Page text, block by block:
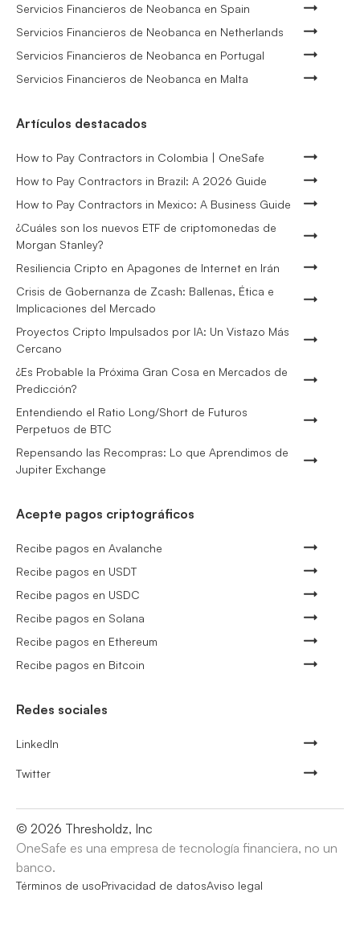
Servicios Financieros de Neobanca en Spain
Servicios Financieros de Neobanca en Netherlands
Servicios Financieros de Neobanca en Portugal
Servicios Financieros de Neobanca en Malta
Artículos destacados
How to Pay Contractors in Colombia | OneSafe
How to Pay Contractors in Brazil: A 2026 Guide
How to Pay Contractors in Mexico: A Business Guide
¿Cuáles son los nuevos ETF de criptomonedas de
Morgan Stanley?
Resiliencia Cripto en Apagones de Internet en Irán
Crisis de Gobernanza de Zcash: Ballenas, Ética e
Implicaciones del Mercado
Proyectos Cripto Impulsados por IA: Un Vistazo Más
Cercano
¿Es Probable la Próxima Gran Cosa en Mercados de
Predicción?
Entendiendo el Ratio Long/Short de Futuros
Perpetuos de BTC
Repensando las Recompras: Lo que Aprendimos de
Jupiter Exchange
Acepte pagos criptográficos
Recibe pagos en Avalanche
Recibe pagos en USDT
Recibe pagos en USDC
Recibe pagos en Solana
Recibe pagos en Ethereum
Recibe pagos en Bitcoin
Redes sociales
LinkedIn
Twitter
© 2026 Thresholdz, Inc
OneSafe es una empresa de tecnología financiera, no un
banco.
Términos de usoPrivacidad de datosAviso legal